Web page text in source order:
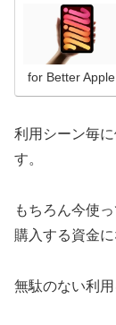
for Better
利用シーン毎
す。
もちろん今使
購入する資金
無駄のない利用